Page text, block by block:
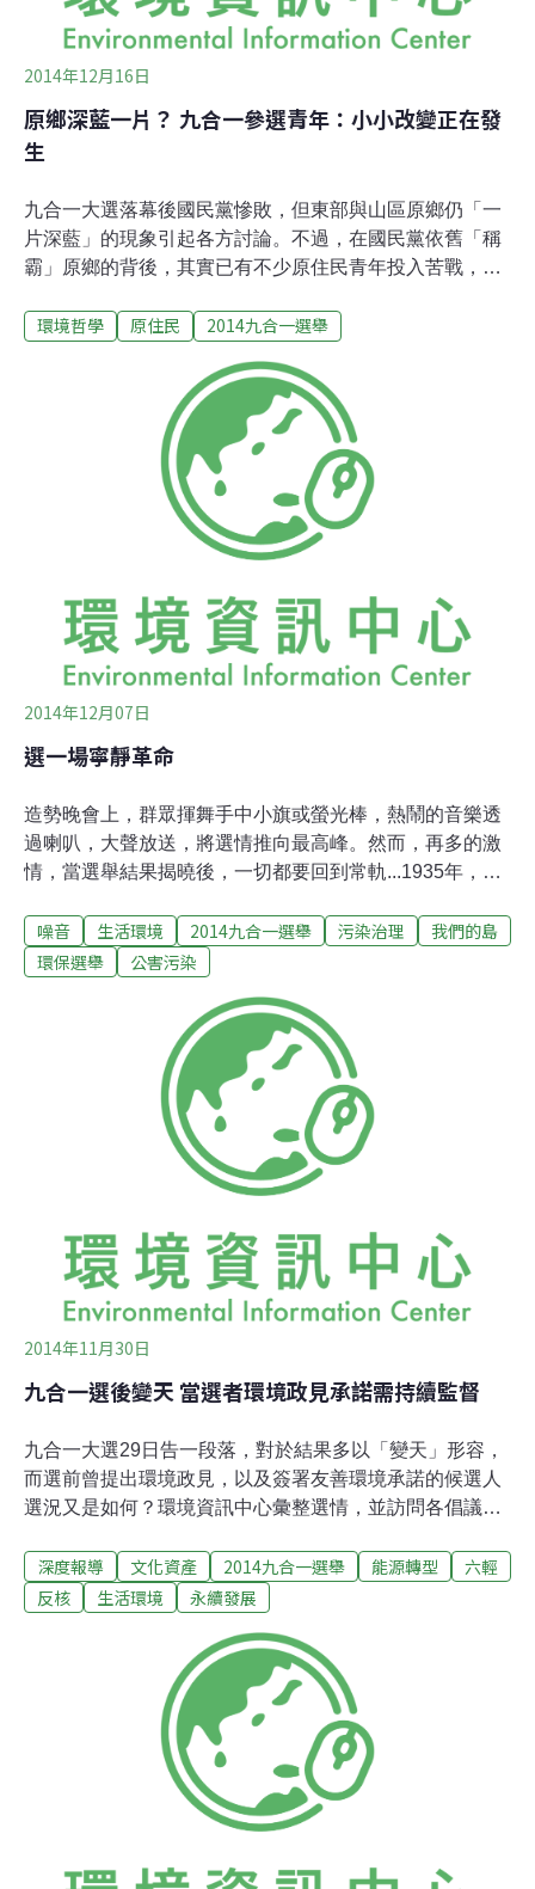
2014年12月16日
原鄉深藍一片？ 九合一參選青年：小小改變正在發
生
九合一大選落幕後國民黨慘敗，但東部與山區原鄉仍「一
片深藍」的現象引起各方討論。不過，在國民黨依舊「稱
霸」原鄉的背後，其實已有不少原住民青年投入苦戰，雖
日晚間，小米穗原住民文化基金會邀請了在原鄉、都市參
望。原漢投票行為不同 年輕候選人如何撼動既有結構？
「部落的人都問我是來選舉還是選美？」「選前一晚我爸
媽就問我要不要去提款了」「到了最後一刻 ，我還不知道
我的選民在哪裡！」花蓮縣議員參選人高潞‧以用、新北市
議員參選人寶杜‧巴燕與屏東縣霧台鄉民代表參選人李金龍
皆不滿40歲，以微薄經費投入大選，企圖帶來改變，但面
臨的困難卻是如何能撼動既有的人情、社會關係，讓選舉
全球政治經濟學系副教授包正豪分析，原漢的投票行為大
不同，原民以家族為核心，擴散到同一族，
環境哲學 原住民 2014九合一選舉
2014年12月07日
選一場寧靜革命
造勢晚會上，群眾揮舞手中小旗或螢光棒，熱鬧的音樂透
過喇叭，大聲放送，將選情推向最高峰。然而，再多的激
情，當選舉結果揭曉後，一切都要回到常軌...1935年，台
候選人的宣傳手法更加多元，不管是公車廣告、大型看
板、或是隨風飛揚的旗幟、喧鬧的車隊掃街，對台灣人來
轄市長、688位直轄市議員、64位縣市長、920位縣市議
員、475位鄉鎮市長、3,287位鄉鎮市民代表、14,194位村
里長、20位山地原住民區長、94位山地原住民區民代表，
共一萬九千多人登記參選，聲勢浩大，盛況空前。為了讓
選民認識自己，候選人祭出各種花招，從發送廣告DM到
製作各種小禮品，原子筆、便利貼、扇子，早已司空見
慣，想要給選民留下深刻印象，送禮得要別出心裁。其
幟和布條，每到選舉，形
噪音 生活環境 2014九合一選舉 污染治理
我們的島
環保選舉
公害污染
2014年11月30日
九合一選後變天 當選者環境政見承諾需持續監督
九合一大選29日告一段落，對於結果多以「變天」形容，
而選前曾提出環境政見，以及簽署友善環境承諾的候選人
選況又是如何？環境資訊中心彙整選情，並訪問各倡議團
16名候選人當選以友善環境為基礎政見的候選人部份，共
15名上榜，包括綠黨2席、樹黨2席、勞動黨1席、無黨派5
為1996 年後、18年來首遭。綠黨表示，今年地方議會的
選舉結果，顯示要打破握有大黨資源、媒體關注與家族勢
力的既有結構，依然非常艱難。不過，之後將協助當選的
議員王浩宇、周江杰籌組議會的團隊，並嚴守競選期間綠
黨對選民與公民團體的承諾、政治代理人公約的監督精
神，公開透明所有問政的紀錄與報告，讓選民有機會參與
政治。而今年甫成立、提出「素人翻轉政治」的新政黨樹
許育綸，年輕世代在地方選舉中
深度報導 文化資產 2014九合一選舉 能源轉型
六輕
反核
生活環境 永續發展